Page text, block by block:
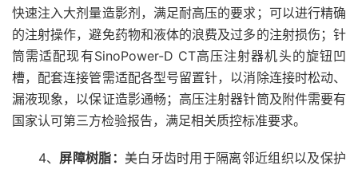
快速注入大剂量造影剂，满足耐高压的要求；可以进行精确
的注射操作，避免药物和液体的浪费及过多的注射损伤；针
筒需适配现有SinoPower-D CT高压注射器机头的旋钮凹
槽，配套连接管需适配各型号留置针，以消除连接时松动、
漏液现象，以保证造影通畅；高压注射器针筒及附件需要有
国家认可第三方检验报告，满足相关质控标准要求。
4、 屏障树脂： 美白牙齿时用于隔离邻近组织以及保护